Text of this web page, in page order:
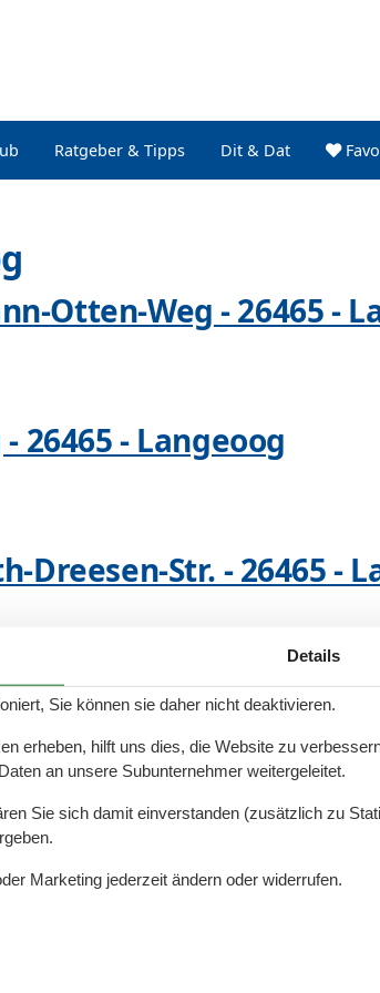
Ratgeber & Tipps Dit & Dat
Otten-Weg - 26465 -
26465 - Langeoog
Dreesen-Str. - 26465 -
Weg - 26465 -
Straße - 26465 -
- 26465 - Langeoog
Details
Sie können sie daher nicht deaktivieren.
erheben, hilft uns dies, die Website zu
an unsere Subunternehmer weitergeleitet.
Sie sich damit einverstanden (zusätzlich zu
Marketing jederzeit ändern oder widerrufen.